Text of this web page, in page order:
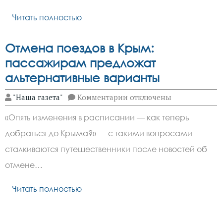
Читать полностью
Отмена поездов в Крым:
пассажирам предложат
альтернативные варианты
"Наша газета" Комментарии к
записи
поездов
в
Крым:
пассажирам
предложат
отключены
«Опять изменения в расписании — как теперь
добраться до Крыма?» — с такими вопросами
сталкиваются путешественники после новостей об
отмене…
Читать полностью